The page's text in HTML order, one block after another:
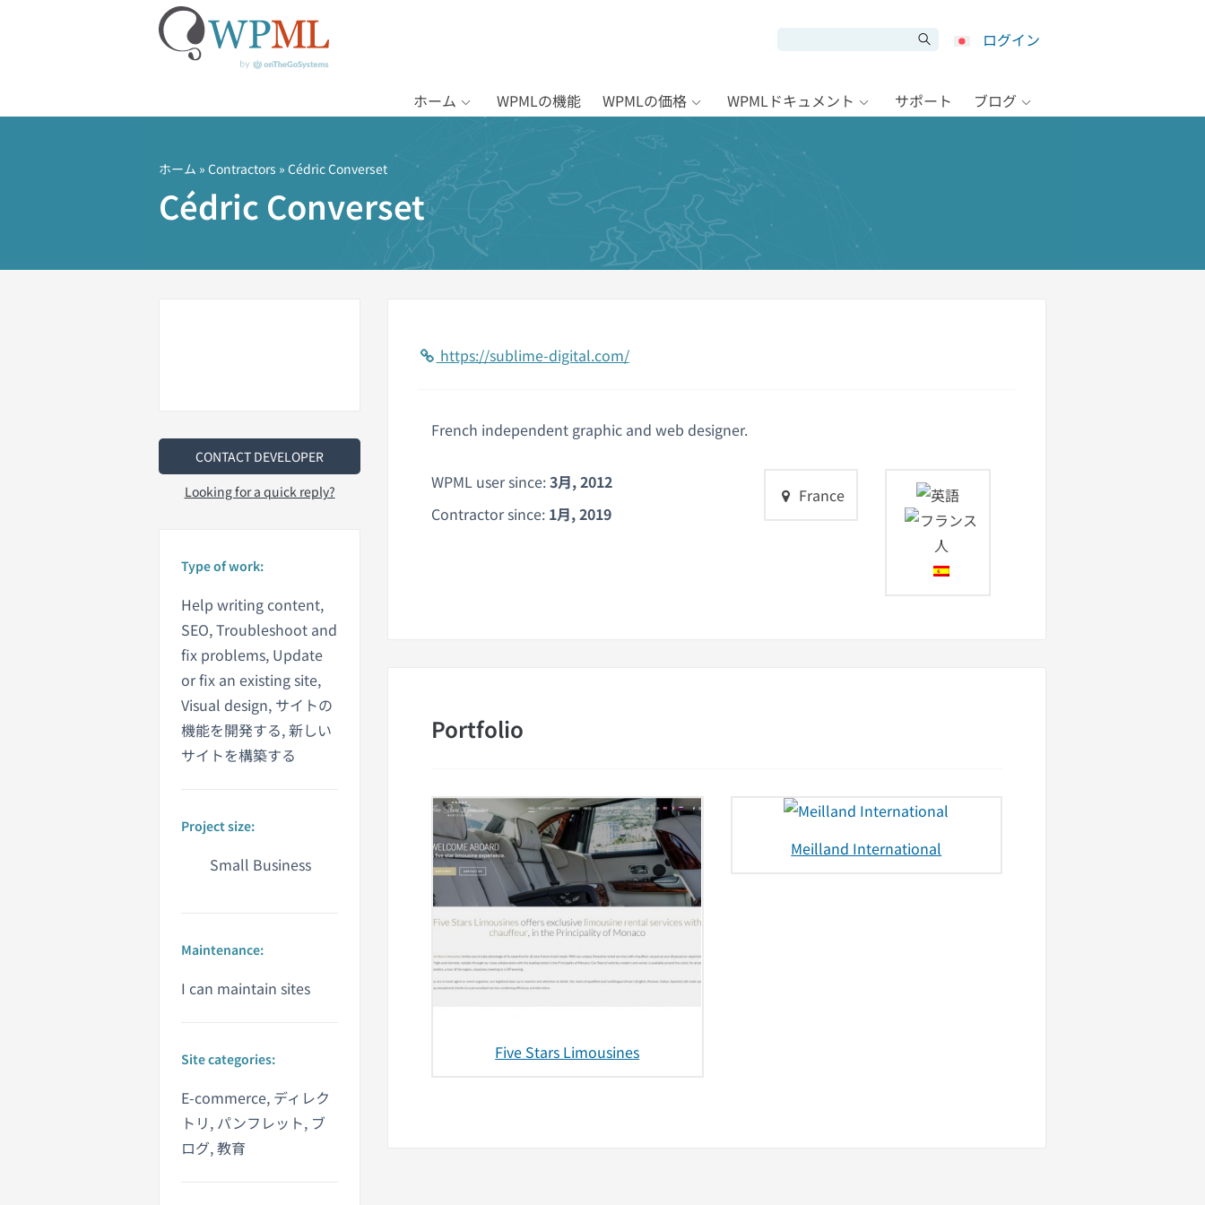
キ
ログイン
ホーム WPMLの機能 WPMLの価格 WPMLドキュメント サポート ブログ
ホーム » Contractors » Cédric Converset
Cédric Converset
CONTACT DEVELOPER
Looking for a quick reply?
Type of work:
Help writing content,
SEO, Troubleshoot and
fix problems, Update
or fix an existing site,
Visual design, サイトの
機能を開発する, 新しい
サイトを構築する
Project size:
Small Business
Maintenance:
I can maintain sites
Site categories:
E-commerce, ディレク
トリ, パンフレット, ブ
ログ, 教育
https://sublime-digital.com/
French independent graphic and web designer.
WPML user since:3月, 2012
Contractor since: 1月, 2019
France
Portfolio
Five Stars Limousines
Meilland International